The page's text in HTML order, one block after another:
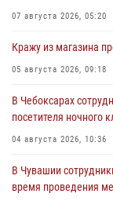
07 августа 2026, 05:20
Кражу из магазина
05 августа 2026, 09:18
В Чебоксарах
посетителя ночного
04 августа 2026, 10:36
В Чувашии
время проведения